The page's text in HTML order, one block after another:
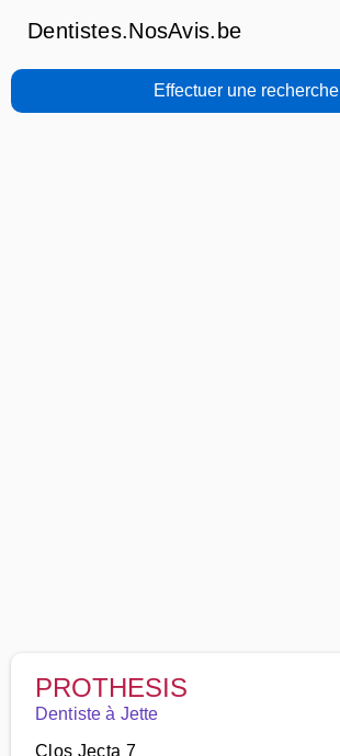
Dentistes.NosAvis.be
Effectuer une recherche
PROTHESIS
Dentiste à Jette
Clos Jecta 7